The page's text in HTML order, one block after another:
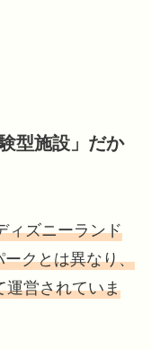
型施設」だか
ィズニーランド
クとは異なり、
運営されていま